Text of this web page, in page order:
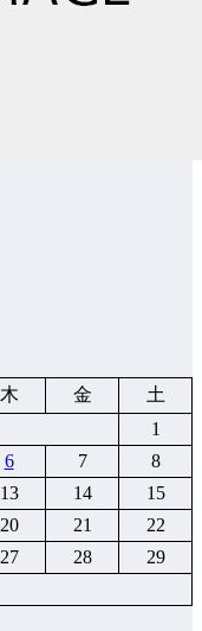
木 金
土
1
6 7
8
13 14
15
20 21
22
27 28
29